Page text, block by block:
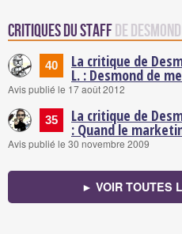
Critiques du staffde Desmond
40 La critique de
L. : Desmond de
Avis publié le 17 août 2012
35 La critique de
: Quand le
Avis publié le 30 novembre 2009
► VOIR TOUTES